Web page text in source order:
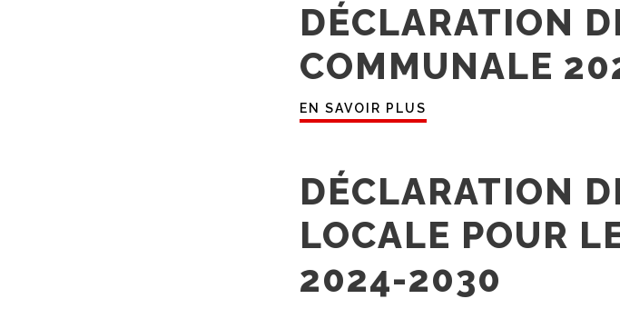
DÉCLARATION
COMMUNALE
EN SAVOIR PLUS
DÉCLARATION
LOCALE POUR
2024-2030